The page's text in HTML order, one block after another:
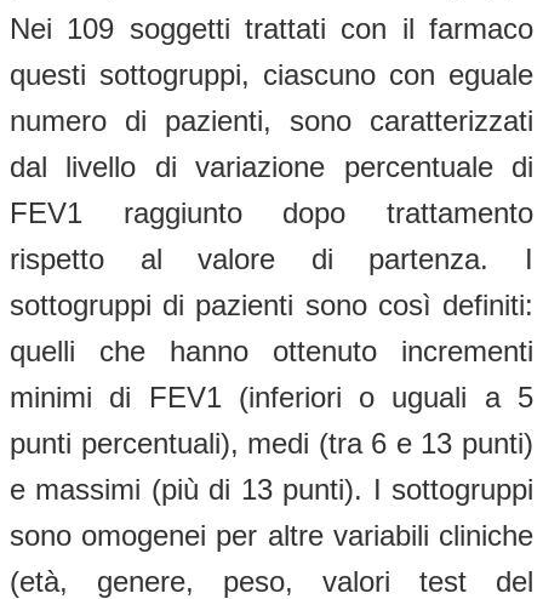
Nei 109 soggetti trattati con il farmaco
questi sottogruppi, ciascuno con eguale
numero di pazienti, sono caratterizzati
dal livello di variazione percentuale di
FEV1 raggiunto dopo trattamento
rispetto al valore di partenza. I
sottogruppi di pazienti sono così definiti:
quelli che hanno ottenuto incrementi
minimi di FEV1 (inferiori o uguali a 5
punti percentuali), medi (tra 6 e 13 punti)
e massimi (più di 13 punti). I sottogruppi
sono omogenei per altre variabili cliniche
(età, genere, peso, valori test del